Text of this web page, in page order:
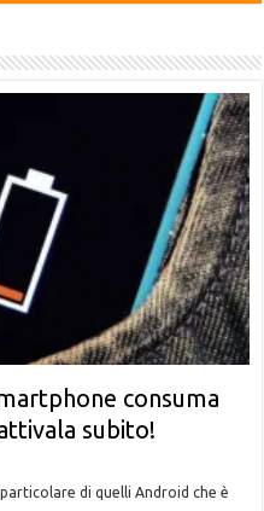
consuma
subito!
di quelli Android che è